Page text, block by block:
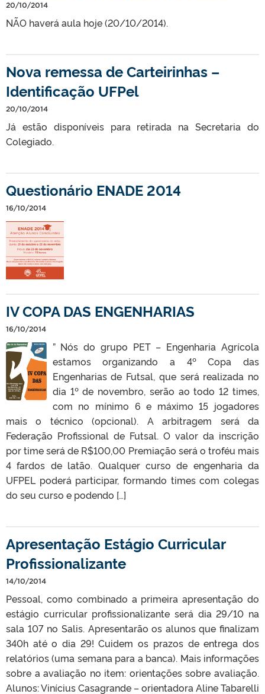
20/10/2014
NÃO haverá aula hoje (20/10/2014).
Nova remessa de Carteirinhas –
Identificação UFPel
20/10/2014
Já estão disponíveis para retirada na Secretaria do
Colegiado.
Questionário ENADE 2014
16/10/2014
IV COPA DAS ENGENHARIAS
16/10/2014
” Nós do grupo PET – Engenharia Agrícola
estamos organizando a 4º Copa das
Engenharias de Futsal, que será realizada no
dia 1º de novembro, serão ao todo 12 times,
com no mínimo 6 e máximo 15 jogadores
mais o técnico (opcional). A arbitragem será da
Federação Profissional de Futsal. O valor da inscrição
por time será de R$100,00 Premiação será o troféu mais
4 fardos de latão. Qualquer curso de engenharia da
UFPEL poderá participar, formando times com colegas
do seu curso e podendo […]
Apresentação Estágio Curricular
Profissionalizante
14/10/2014
Pessoal, como combinado a primeira apresentação do
estágio curricular profissionalizante será dia 29/10 na
sala 107 no Salis. Apresentarão os alunos que finalizam
340h até o dia 29! Cuidem os prazos de entrega dos
relatórios (uma semana para a banca). Mais informações
sobre a avaliação no item: orientações sobre avaliação.
Alunos: Vinícius Casagrande – orientadora Aline Tabarelli